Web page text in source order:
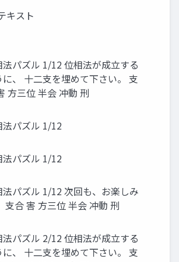
キスト
法パズル 1/12 位相法が成立する
に、 十二支を埋めて下さい。 支
方三位 半会 冲動 刑
法パズル 1/12
法パズル 1/12
法パズル 1/12 次回も、お楽しみ
支合 害 方三位 半会 冲動 刑
法パズル 2/12 位相法が成立する
に、 十二支を埋めて下さい。 支